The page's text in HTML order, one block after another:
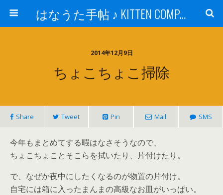
はなうた手帖 ♪ KITTEN COMPANY
2014年12月9日
ちょこちょこ掃除
Share Tweet Pin Mail SMS
今年もまとめてする暇はなさそうなので、
ちょこちょことそこらを拭いたり、片付けたり。
で、なぜか夜中にしたくなるのが物置の片付け。
自宅には箱に入ったまんまの高級なお皿がいっぱい。